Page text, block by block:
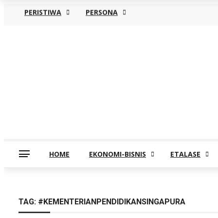
HOME EKONOMI-BISNIS ETALASE
PERISTIWA PERSONA
TAG: #KEMENTERIANPENDIDIKANSINGAPURA